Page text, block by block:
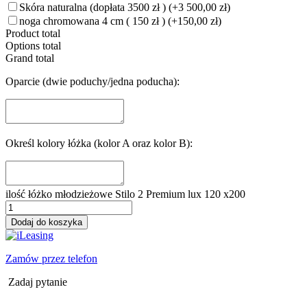
Skóra naturalna (dopłata 3500 zł ) (+3 500,00 zł)
noga chromowana 4 cm ( 150 zł ) (+150,00 zł)
Product total
Options total
Grand total
Oparcie (dwie poduchy/jedna poducha):
Określ kolory łóżka (kolor A oraz kolor B):
ilość łóżko młodzieżowe Stilo 2 Premium lux 120 x200
Dodaj do koszyka
Zamów przez telefon
Zadaj pytanie